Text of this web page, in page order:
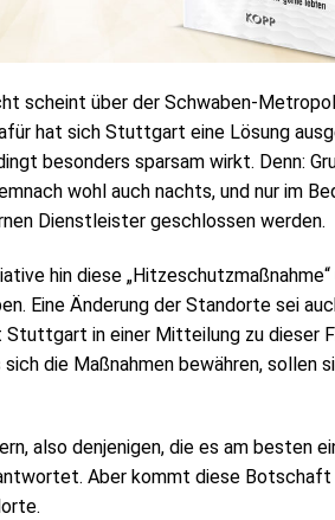
scheint über der Schwaben-
hat sich Stuttgart eine Lösung
besonders sparsam wirkt. Denn:
wohl auch nachts, und nur im
Dienstleister geschlossen werden.
hin diese
Eine Änderung der Standorte sei
in einer Mitteilung zu dieser
die Maßnahmen bewähren, sollen
also denjenigen, die es am besten
Aber kommt diese Botschaft